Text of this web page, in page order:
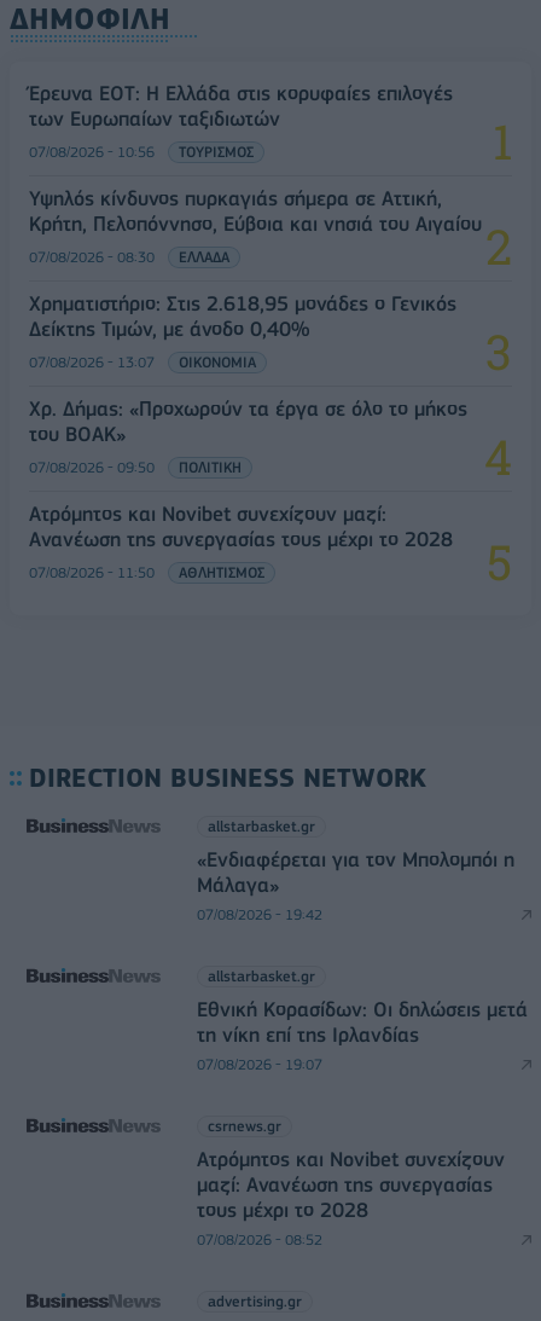
ΔΗΜΟΦΙΛΗ
Έρευνα ΕΟΤ: Η Ελλάδα στις κορυφαίες επιλογές
των Ευρωπαίων ταξιδιωτών
07/08/2026 - 10:56 ΤΟΥΡΙΣΜΟΣ
Υψηλός κίνδυνος πυρκαγιάς σήμερα σε Αττική,
Κρήτη, Πελοπόννησο, Εύβοια και νησιά του Αιγαίου
07/08/2026 - 08:30 ΕΛΛΑΔΑ
Χρηματιστήριο: Στις 2.618,95 μονάδες ο Γενικός
Δείκτης Τιμών, με άνοδο 0,40%
07/08/2026 - 13:07 ΟΙΚΟΝΟΜΙΑ
Χρ. Δήμας: «Προχωρούν τα έργα σε όλο το μήκος
του ΒΟΑΚ»
07/08/2026 - 09:50 ΠΟΛΙΤΙΚΗ
Ατρόμητος και Novibet συνεχίζουν μαζί:
Ανανέωση της συνεργασίας τους μέχρι το 2028
07/08/2026 - 11:50 ΑΘΛΗΤΙΣΜΟΣ
DIRECTION BUSINESS NETWORK
allstarbasket.gr
«Ενδιαφέρεται για τον Μπολομπόι η
Μάλαγα»
07/08/2026 - 19:42
allstarbasket.gr
Εθνική Κορασίδων: Οι δηλώσεις μετά
τη νίκη επί της Ιρλανδίας
07/08/2026 - 19:07
csrnews.gr
Ατρόμητος και Novibet συνεχίζουν
μαζί: Ανανέωση της συνεργασίας
τους μέχρι το 2028
07/08/2026 - 08:52
advertising.gr